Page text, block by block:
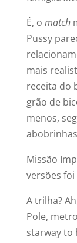
É, o match
Pussy
mais
receita do
grão de
menos,
Missão
versões foi
A trilha?
Pole,
starway to